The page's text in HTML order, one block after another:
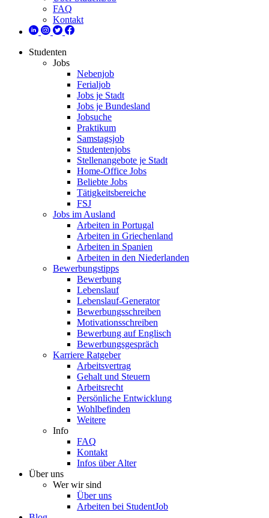
FAQ
Kontakt
Studenten
Jobs
Nebenjob
Ferialjob
Jobs je Stadt
Jobs je Bundesland
Jobsuche
Praktikum
Samstagsjob
Studentenjobs
Stellenangebote je Stadt
Home-Office Jobs
Beliebte Jobs
Tätigkeitsbereiche
FSJ
Jobs im Ausland
Arbeiten in Portugal
Arbeiten in Griechenland
Arbeiten in Spanien
Arbeiten in den Niederlanden
Bewerbungstipps
Bewerbung
Lebenslauf
Lebenslauf-Generator
Bewerbungsschreiben
Motivationsschreiben
Bewerbung auf Englisch
Bewerbungsgespräch
Karriere Ratgeber
Arbeitsvertrag
Gehalt und Steuern
Arbeitsrecht
Persönliche Entwicklung
Wohlbefinden
Weitere
Info
FAQ
Kontakt
Infos über Alter
Über uns
Wer wir sind
Über uns
Arbeiten bei StudentJob